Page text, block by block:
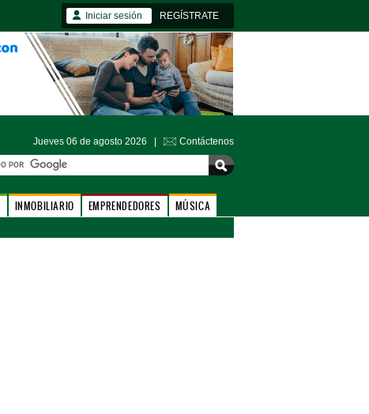
Iniciar sesión REGÍSTRATE
Jueves 06 de agosto 2026 | Contáctenos
INMOBILIARIO EMPRENDEDORES MÚSICA